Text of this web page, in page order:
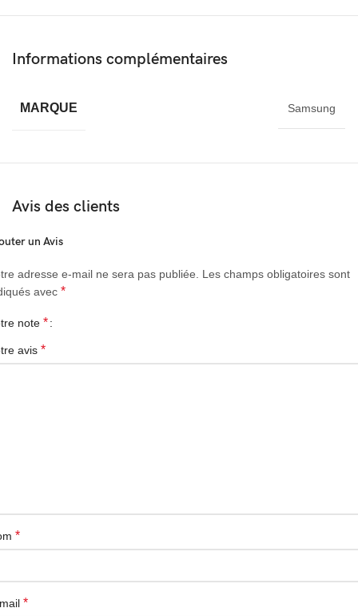
Informations complémentaires
MARQUE Samsung
Avis des clients
un Avis
adresse e-mail ne sera pas publiée. Les champs obligatoires sont
avec *
note *
avis *
*
*